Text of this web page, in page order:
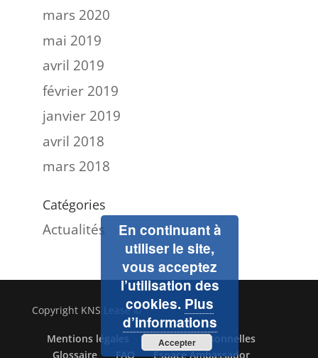
mars 2020
mai 2019
avril 2019
février 2019
janvier 2019
avril 2018
mars 2018
Catégories
Actualités
Copyright KNS Lease ©
Mentions légales
Données personnelles
Glossaire
FAQ Espace Ambassador
En continuant à
utiliser le site,
vous acceptez
l’utilisation des
cookies. Plus
d’informations
Accepter